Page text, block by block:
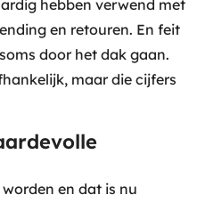
hebben verwend met
en retouren. En feit
door het dak gaan.
maar die cijfers
en dat is nu